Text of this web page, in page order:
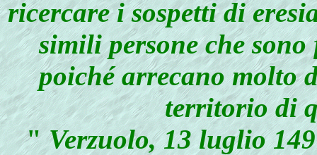
ricercare i sospetti di
simili persone che
poiché arrecano molto
territorio di
"Verzuolo, 13 luglio